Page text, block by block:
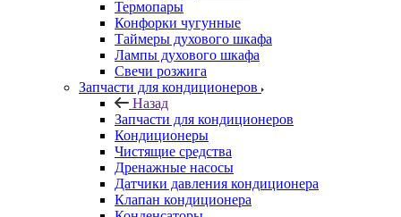
Термопары
Конфорки чугунные
Таймеры духового шкафа
Лампы духового шкафа
Свечи розжига
Запчасти для кондиционеров
Назад
Запчасти для кондиционеров
Кондиционеры
Чистящие средства
Дренажные насосы
Датчики давления кондиционера
Клапан кондиционера